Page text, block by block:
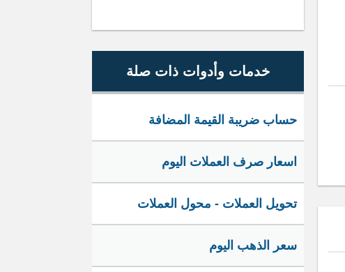
خدمات وأدوات ذات صلة
حساب ضريبة القيمة المضافة
اسعار صرف العملات اليوم
تحويل العملات - محول العملات
سعر الذهب اليوم